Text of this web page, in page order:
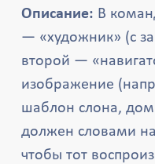
Описание: В
— «художник» (с
второй —
изображение
шаблон слона,
должен словами
чтобы тот